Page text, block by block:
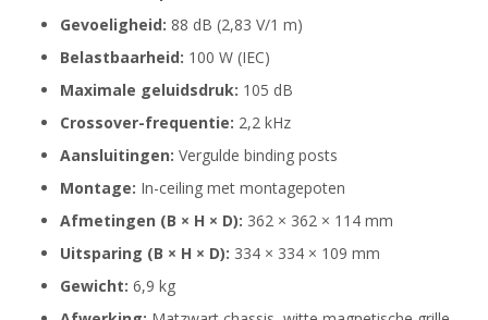
Gevoeligheid: 88 dB (2,83 V/1 m)
Belastbaarheid: 100 W (IEC)
Maximale geluidsdruk: 105 dB
Crossover-frequentie: 2,2 kHz
Aansluitingen: Vergulde binding posts
Montage: In-ceiling met montagepoten
Afmetingen (B × H × D): 362 × 362 × 114 mm
Uitsparing (B × H × D): 334 × 334 × 109 mm
Gewicht: 6,9 kg